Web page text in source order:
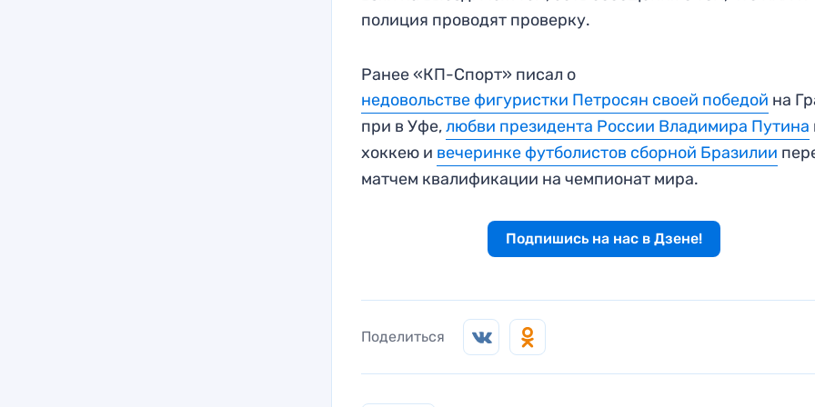
полиция проводят проверку.
Ранее «КП-Спорт» писал о
недовольстве фигуристки Петросян своей победой на
при в Уфе,любви президента России Владимира Путина
хоккею и вечеринке футболистов сборной Бразилии
матчем квалификации на чемпионат мира.
Подпишись на нас в Дзене!
Поделиться